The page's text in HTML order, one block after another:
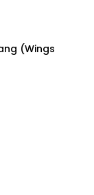
(Wings